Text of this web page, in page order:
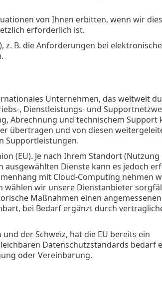
von Ihnen erbitten, wenn wir
erforderlich ist.
z. B. die Anforderungen bei
Unternehmen, das weltweit
, Dienstleistungs- und
Abrechnung und technischem Support
übertragen und von diesen
Supportleistungen.
(EU). Je nach Ihrem Standort
Dienste kann es jedoch
mit Cloud-Computing nehmen
wählen wir unsere Dienstanbieter
Maßnahmen einen angemessenen
bei Bedarf ergänzt durch
der Schweiz, hat die EU bereits ein
Datenschutzstandards bedarf
oder Vereinbarung.